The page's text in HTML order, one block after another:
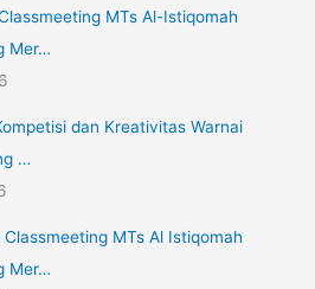
MTs Al-Istiqomah
Mer…
dan Kreativitas Warnai
…
Classmeeting MTs Al Istiqomah
Mer…